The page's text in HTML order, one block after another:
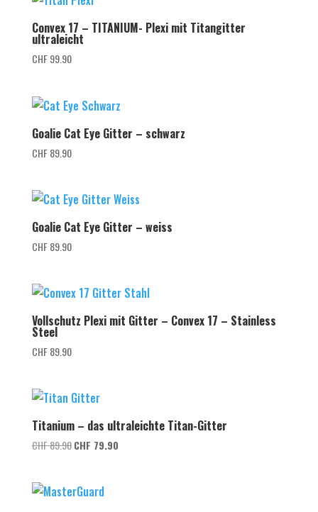
Convex 17 – TITANIUM- Plexi mit Titangitter
ultraleicht
CHF99.90
Goalie Cat Eye Gitter – schwarz
CHF89.90
Goalie Cat Eye Gitter – weiss
CHF89.90
Vollschutz Plexi mit Gitter – Convex 17 – Stainless
Steel
CHF89.90
Titanium – das ultraleichte Titan-Gitter
CHF89.90 Ursprünglicher
CHF 89.90
CHF 79.90Aktueller